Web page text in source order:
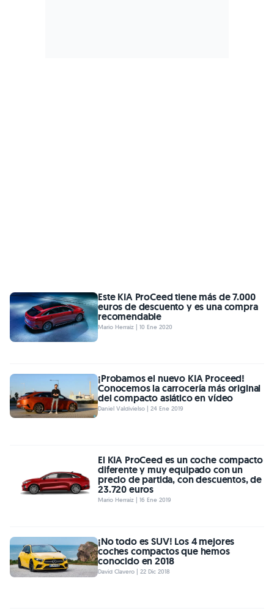
Este KIA ProCeed tiene más de 7.000
euros de descuento y es una compra
recomendable
Mario Herraiz | 10 Ene 2020
¡Probamos el nuevo KIA Proceed!
Conocemos la carrocería más original
del compacto asiático en vídeo
Daniel Valdivielso | 24 Ene 2019
El KIA ProCeed es un coche compacto
diferente y muy equipado con un
precio de partida, con descuentos, de
23.720 euros
Mario Herraiz | 16 Ene 2019
¡No todo es SUV! Los 4 mejores
coches compactos que hemos
conocido en 2018
David Clavero | 22 Dic 2018